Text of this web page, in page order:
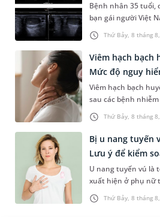
Thứ Bảy, 8 tháng
Bệnh nhân 35 tuổi,
bạn gái người Việt
sức khỏe tiền hôn
làm các xét nghiệm
Thứ Bảy, 8 tháng
Viêm hạch bạch
Mức độ nguy
Viêm hạch bạch
sau các bệnh
liên quan đến lao
hiểu nguyên nhân
Thứ Bảy, 8 tháng
Bị u nang tuyến
Lưu ý để kiểm
U nang tuyến vú là
xuất hiện ở phụ nữ
được chẩn đoán
thường băn khoăn